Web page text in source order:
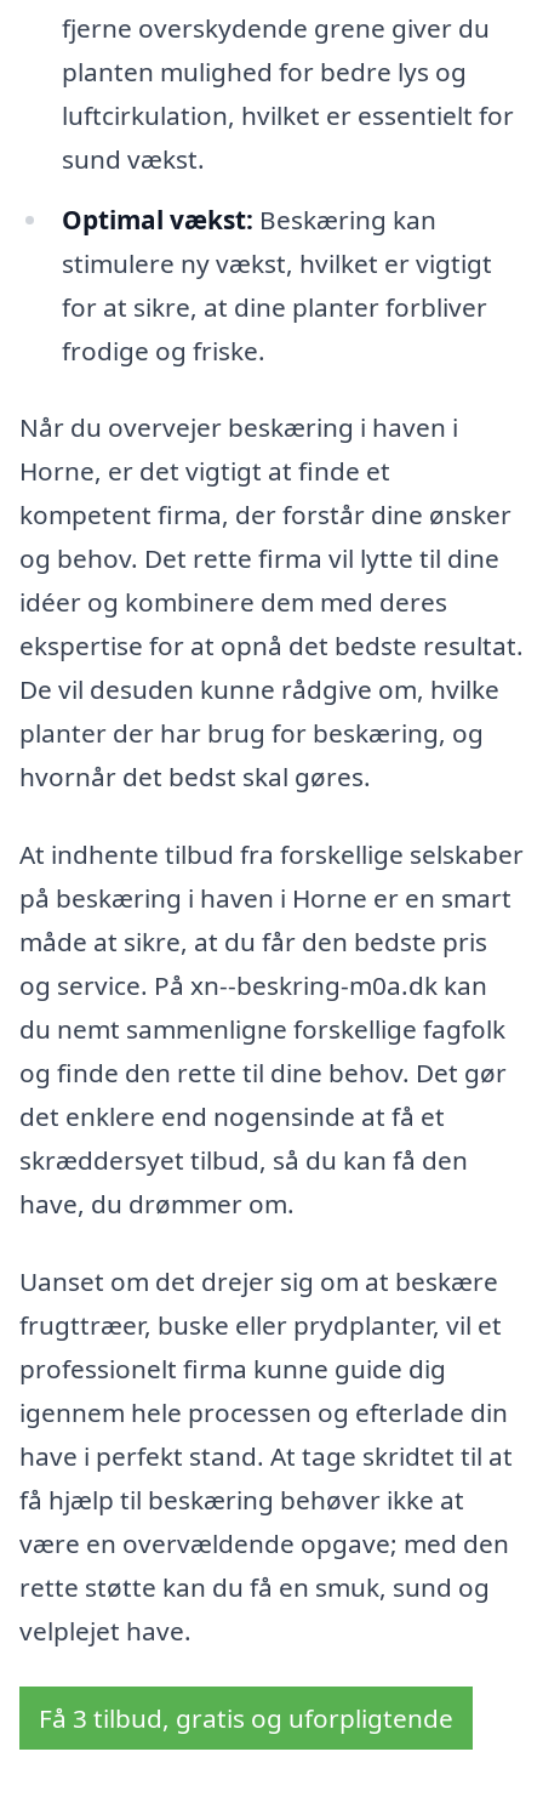
fjerne overskydende grene giver du
planten mulighed for bedre lys og
luftcirkulation, hvilket er essentielt for
sund vækst.
Optimal vækst: Beskæring kan
stimulere ny vækst, hvilket er vigtigt
for at sikre, at dine planter forbliver
frodige og friske.
Når du overvejer beskæring i haven i
Horne, er det vigtigt at finde et
kompetent firma, der forstår dine ønsker
og behov. Det rette firma vil lytte til dine
idéer og kombinere dem med deres
ekspertise for at opnå det bedste resultat.
De vil desuden kunne rådgive om, hvilke
planter der har brug for beskæring, og
hvornår det bedst skal gøres.
At indhente tilbud fra forskellige selskaber
på beskæring i haven i Horne er en smart
måde at sikre, at du får den bedste pris
og service. På xn--beskring-m0a.dk kan
du nemt sammenligne forskellige fagfolk
og finde den rette til dine behov. Det gør
det enklere end nogensinde at få et
skræddersyet tilbud, så du kan få den
have, du drømmer om.
Uanset om det drejer sig om at beskære
frugttræer, buske eller prydplanter, vil et
professionelt firma kunne guide dig
igennem hele processen og efterlade din
have i perfekt stand. At tage skridtet til at
få hjælp til beskæring behøver ikke at
være en overvældende opgave; med den
rette støtte kan du få en smuk, sund og
velplejet have.
Få 3 tilbud, gratis og uforpligtende